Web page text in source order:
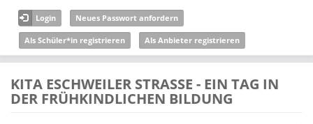
Direkt zum Inhalt
Login Neues Passwort anfordern
Als Schüler*in registrieren Als Anbieter registrieren
KITA ESCHWEILER STRASSE - EIN TAG IN D
ER FRÜHKINDLICHEN BILDUNG